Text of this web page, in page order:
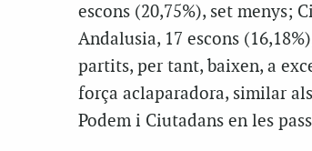
escons (20,75%), set menys;
Andalusia, 17 escons
partits, per tant, baixen, a
força aclaparadora, similar
Podem i Ciutadans en les